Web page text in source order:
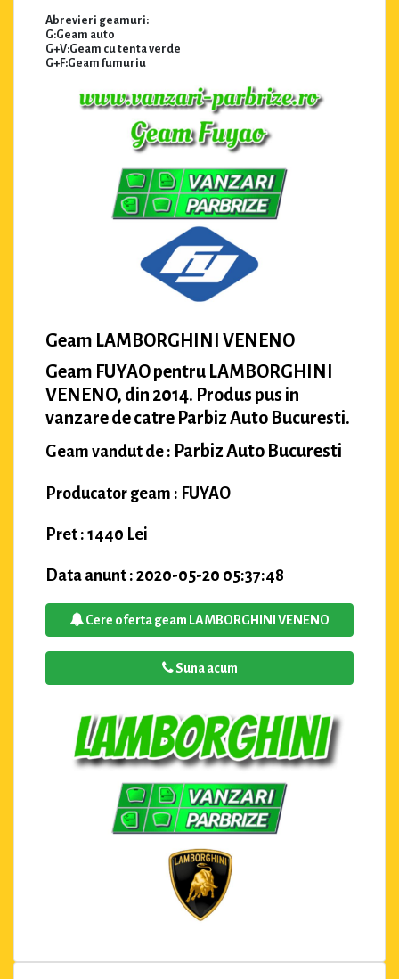
Abrevieri geamuri:
G:Geam auto
G+V:Geam cu tenta verde
G+F:Geam fumuriu
Geam LAMBORGHINI VENENO
Geam FUYAO pentru LAMBORGHINI
VENENO, din 2014. Produs pus in
vanzare de catre Parbiz Auto Bucuresti.
Geam vandut de : Parbiz Auto Bucuresti
Producator geam : FUYAO
Pret : 1440 Lei
Data anunt : 2020-05-20 05:37:48
Cere oferta geam LAMBORGHINI VENENO
Suna acum